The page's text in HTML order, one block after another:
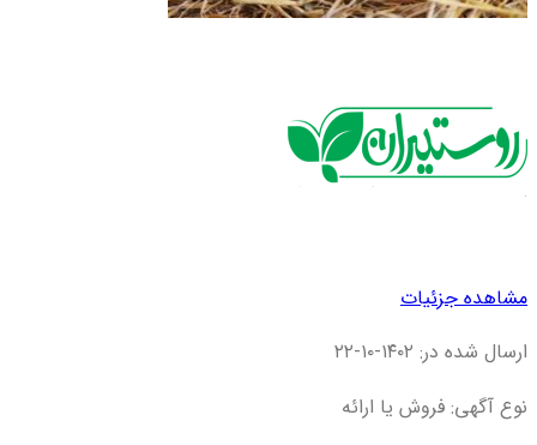
مشاهده جزئیات
ارسال شده در: ۱۴۰۲-۱۰-۲۲
نوع آگهی: فروش یا ارائه